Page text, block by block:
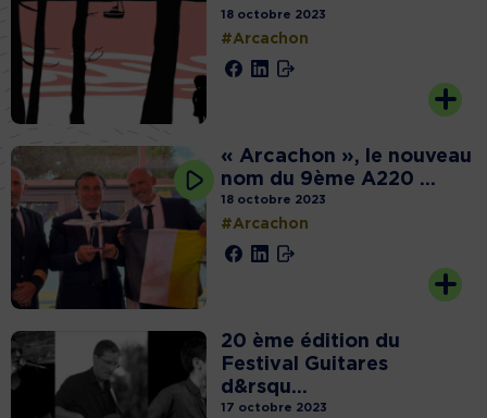
18 octobre 2023
#Arcachon
« Arcachon », le nouveau
nom du 9ème A220 ...
18 octobre 2023
#Arcachon
20 ème édition du
Festival Guitares
d&rsqu...
17 octobre 2023